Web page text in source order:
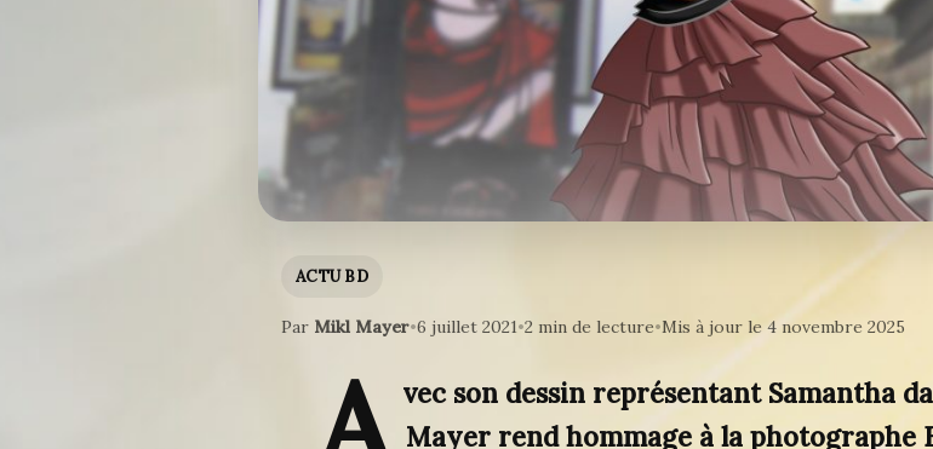
ACTU BD
Par Mikl Mayer•6 juillet 2021•2 min de lecture•Mis à jour le 4 novembre 2025
vec son dessin représentant Samantha
Mayer rend hommage à la photographe